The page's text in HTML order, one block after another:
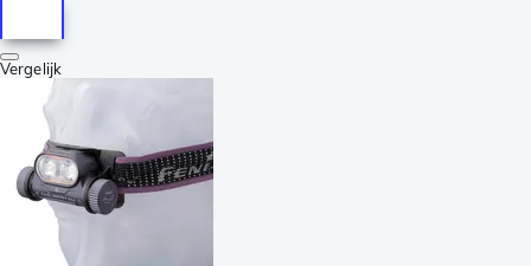
Vergelijk